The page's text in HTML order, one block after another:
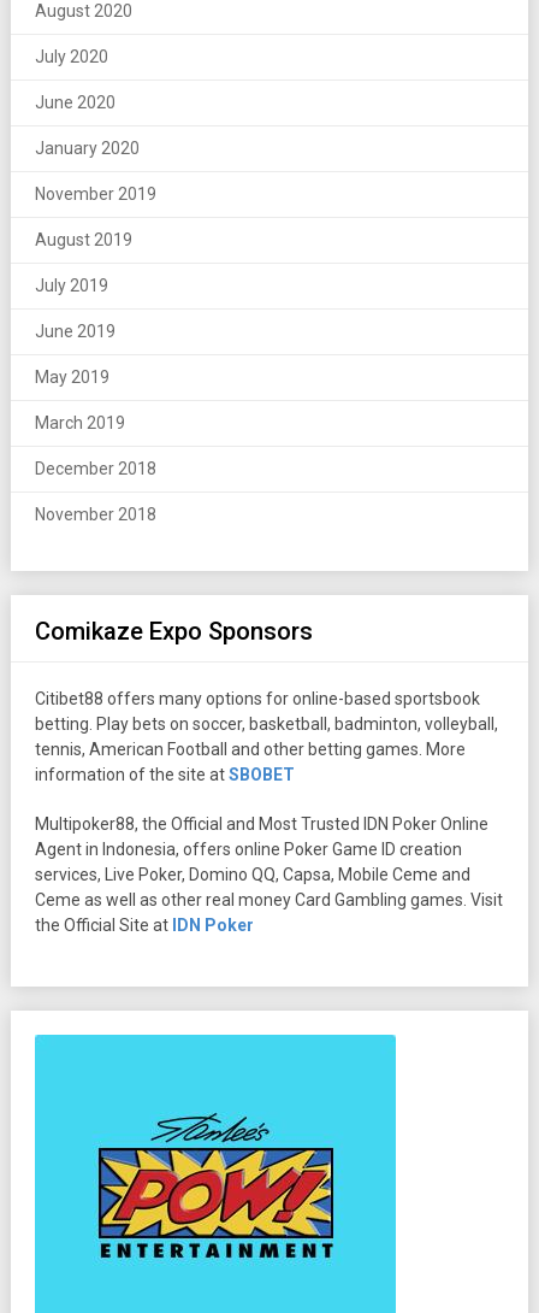
August 2020
July 2020
June 2020
January 2020
November 2019
August 2019
July 2019
June 2019
May 2019
March 2019
December 2018
November 2018
Comikaze Expo Sponsors
Citibet88 offers many options for online-based sportsbook
betting. Play bets on soccer, basketball, badminton, volleyball,
tennis, American Football and other betting games. More
information of the site atSBOBET
Multipoker88, the Official and Most Trusted IDN Poker Online
Agent in Indonesia, offers online Poker Game ID creation
services, Live Poker, Domino QQ, Capsa, Mobile Ceme and
Ceme as well as other real money Card Gambling games. Visit
the Official Site at
IDN Poker